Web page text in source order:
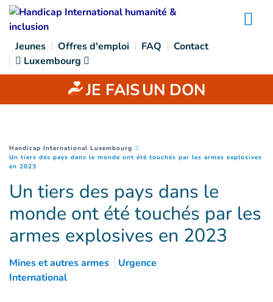
Goto main content
Jeunes Offres d'emploi FAQ
Contact
Luxembourg
JE FAISUN DON
You are here :
Handicap International Luxembourg
Un tiers des pays dans le monde ont été touchés par les armes explosives
en 2023
Un tiers des pays dans le
monde ont été touchés par les
armes explosives en 2023
Mines et autres armes
Urgence
International